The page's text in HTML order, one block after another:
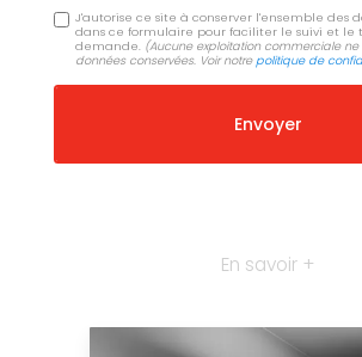
J'autorise ce site à conserver l'ensemble des
dans ce formulaire pour faciliter le suivi et
demande. (Aucune exploitation commerciale
données conservées. Voir notrepolitique de
En savoir +